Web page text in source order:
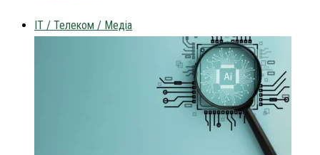
IT / Телеком / Медіа